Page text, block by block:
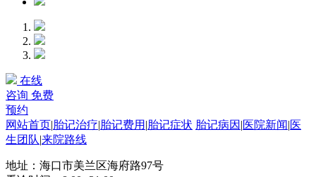
在线
咨询 免费
预约
网站首页|胎记治疗|胎记费用 |胎记症状 胎记病因 |医院新闻|医
生团队|来院路线
地址：海口市美兰区海府路97号